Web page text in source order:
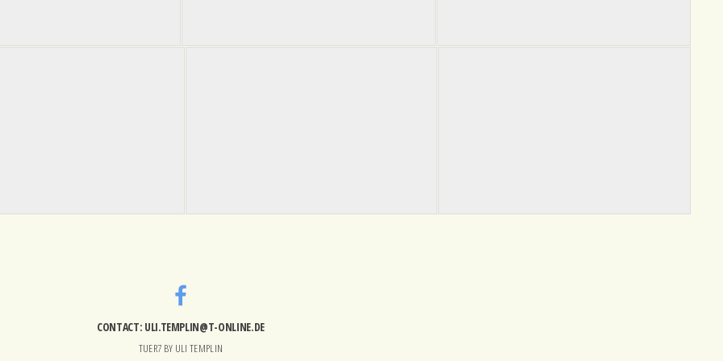
CONTACT: ULI.TEMPLIN@T-ONLINE.DE
TUER7 BY ULI TEMPLIN